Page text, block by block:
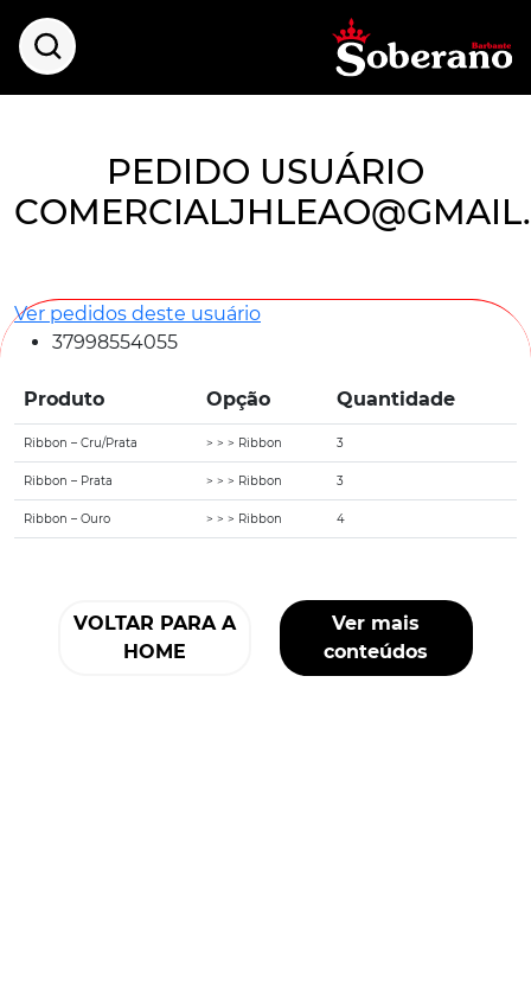
PEDIDO USUÁRIO
Ver pedidos deste usuário
37998554055
Produto Opção Quantidade
Ribbon – Cru/Prata > > > Ribbon 3
Ribbon – Prata > > > Ribbon 3
Ribbon – Ouro > > > Ribbon 4
VOLTAR PARA A
HOME
Ver mais
conteúdos